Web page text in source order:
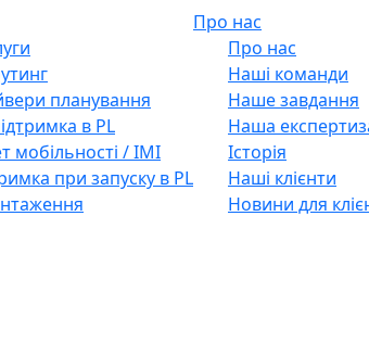
планування
в PL
мобільності / IMI
при запуску в PL
Про нас
Про нас
Наші команди
Наше завдання
Наша
Історія
Наші клієнти
Новини для